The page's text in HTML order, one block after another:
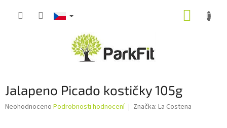
Jalapeno Picado kostičky 105g
Průměrné
Neohodnoceno Podrobnosti hodnocení Značka: La Costena